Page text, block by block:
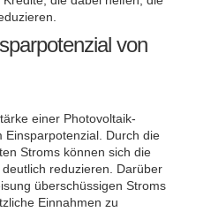
von
einer Photovoltaik-
Einsparpotenzial. Durch die
Stroms können sich die
reduzieren. Darüber
überschüssigen Stroms
Einnahmen zu